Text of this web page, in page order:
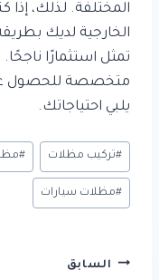
المختلفة. لذلك،
الخارجية لديك
تمثل استثمارًا
متخصصة للحصول
يلبي احتياجاتك.
وسوم
المقال:
#تركيب مظلات #
#مظلات سيارات
تصفّح
السابق